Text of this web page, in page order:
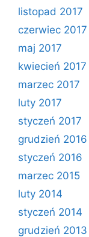
listopad 2017
czerwiec 2017
maj 2017
kwiecień 2017
marzec 2017
luty 2017
styczeń 2017
grudzień 2016
styczeń 2016
marzec 2015
luty 2014
styczeń 2014
grudzień 2013